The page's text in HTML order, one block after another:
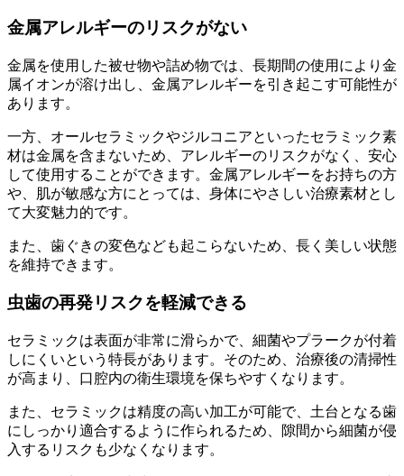
金属アレルギーのリスクがない
金属を使用した被せ物や詰め物では、長期間の使用により金
属イオンが溶け出し、金属アレルギーを引き起こす可能性が
あります。
一方、オールセラミックやジルコニアといったセラミック素
材は金属を含まないため、アレルギーのリスクがなく、安心
して使用することができます。金属アレルギーをお持ちの方
や、肌が敏感な方にとっては、身体にやさしい治療素材とし
て大変魅力的です。
また、歯ぐきの変色なども起こらないため、長く美しい状態
を維持できます。
虫歯の再発リスクを軽減できる
セラミックは表面が非常に滑らかで、細菌やプラークが付着
しにくいという特長があります。そのため、治療後の清掃性
が高まり、口腔内の衛生環境を保ちやすくなります。
また、セラミックは精度の高い加工が可能で、土台となる歯
にしっかり適合するように作られるため、隙間から細菌が侵
入するリスクも少なくなります。